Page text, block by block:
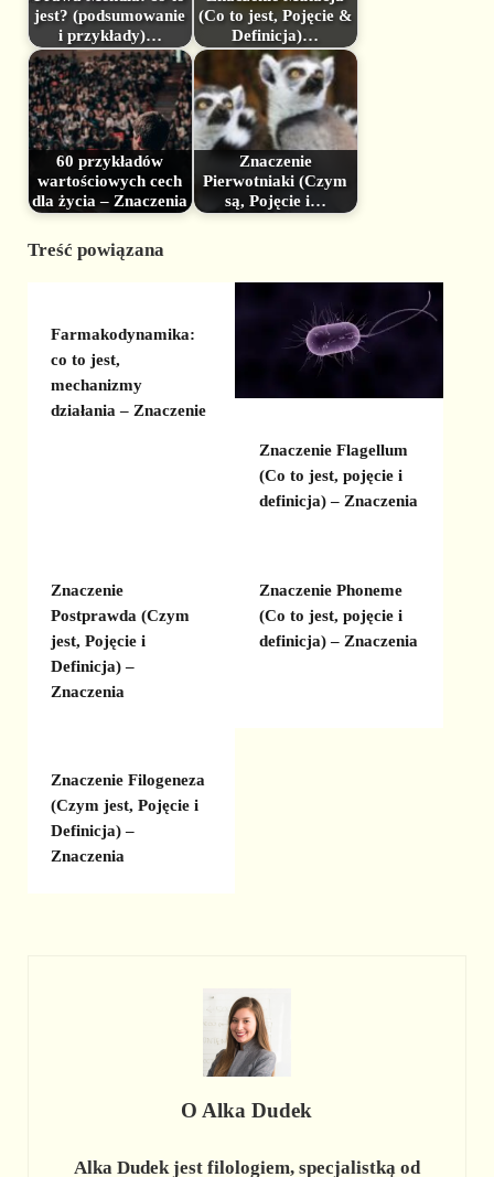
jest? (podsumowanie
i przykłady)…
(Co to jest, Pojęcie &
Definicja)…
60 przykładów
wartościowych cech
dla życia – Znaczenia
Znaczenie
Pierwotniaki (Czym
są, Pojęcie i…
Treść powiązana
Farmakodynamika:
co to jest,
mechanizmy
działania – Znaczenie
Znaczenie Flagellum
(Co to jest, pojęcie i
definicja) – Znaczenia
Znaczenie
Postprawda (Czym
jest, Pojęcie i
Definicja) –
Znaczenia
Znaczenie Phoneme
(Co to jest, pojęcie i
definicja) – Znaczenia
Znaczenie Filogeneza
(Czym jest, Pojęcie i
Definicja) –
Znaczenia
O Alka Dudek
Alka Dudek jest filologiem, specjalistką od